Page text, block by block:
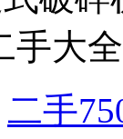
手大
二手